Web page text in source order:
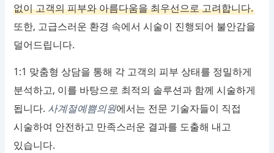
없이 고객의 피부와 아름다움을 최우선으로 고려합니다.
또한, 고급스러운 환경 속에서 시술이 진행되어 불안감을
덜어드립니다.
1:1 맞춤형 상담을 통해 각 고객의 피부 상태를 정밀하게
분석하고, 이를 바탕으로 최적의 솔루션과 함께 시술하게
됩니다. 사계절예쁨의원에서는 전문 기술자들이 직접
시술하여 안전하고 만족스러운 결과를 도출해 내고
있습니다.